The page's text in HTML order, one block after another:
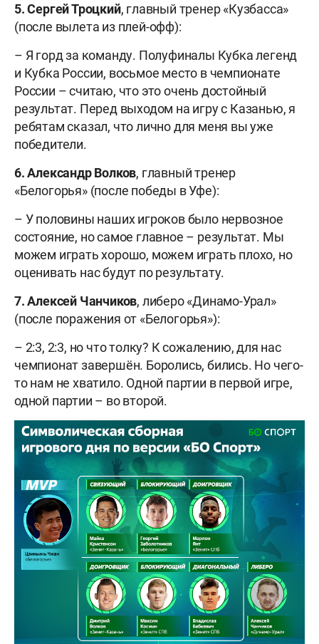
5. Сергей Троцкий, главный тренер «Кузбасса»
(после вылета из плей-офф):
– Я горд за команду. Полуфиналы Кубка легенд
и Кубка России, восьмое место в чемпионате
России – считаю, что это очень достойный
результат. Перед выходом на игру с Казанью, я
ребятам сказал, что лично для меня вы уже
победители.
6. Александр Волков, главный тренер
«Белогорья» (после победы в Уфе):
– У половины наших игроков было нервозное
состояние, но самое главное – результат. Мы
можем играть хорошо, можем играть плохо, но
оценивать нас будут по результату.
7. Алексей Чанчиков, либеро «Динамо-Урал»
(после поражения от «Белогорья»):
– 2:3, 2:3, но что толку? К сожалению, для нас
чемпионат завершён. Боролись, бились. Но чего-
то нам не хватило. Одной партии в первой игре,
одной партии – во второй.